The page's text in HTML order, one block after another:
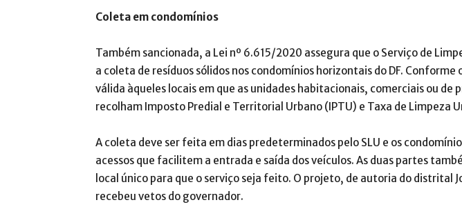
Coleta em condomínios
Também sancionada, a Lei nº 6.615/2020 assegura que o Serviço de
a coleta de resíduos sólidos nos condomínios horizontais do DF. Conforme
válida àqueles locais em que as unidades habitacionais, comerciais ou de
recolham Imposto Predial e Territorial Urbano (IPTU) e Taxa de Limpeza
A coleta deve ser feita em dias predeterminados pelo SLU e os
acessos que facilitem a entrada e saída dos veículos. As duas partes
local único para que o serviço seja feito. O projeto, de autoria do distrital
recebeu vetos do governador.